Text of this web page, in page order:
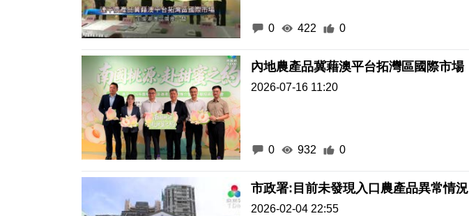
0 422 0
內地農產品冀藉澳平台拓灣區國際市場
2026-07-16 11:20
0 932 0
市政署:目前未發現入口農產品異常情況
2026-02-04 22:55